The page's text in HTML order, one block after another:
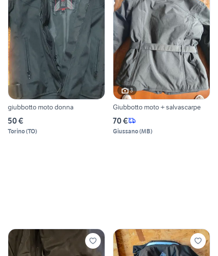
giubbotto moto donna
50 €
Torino(TO)
3
Giubbotto moto + salvascarpe
70 €
Giussano(MB)